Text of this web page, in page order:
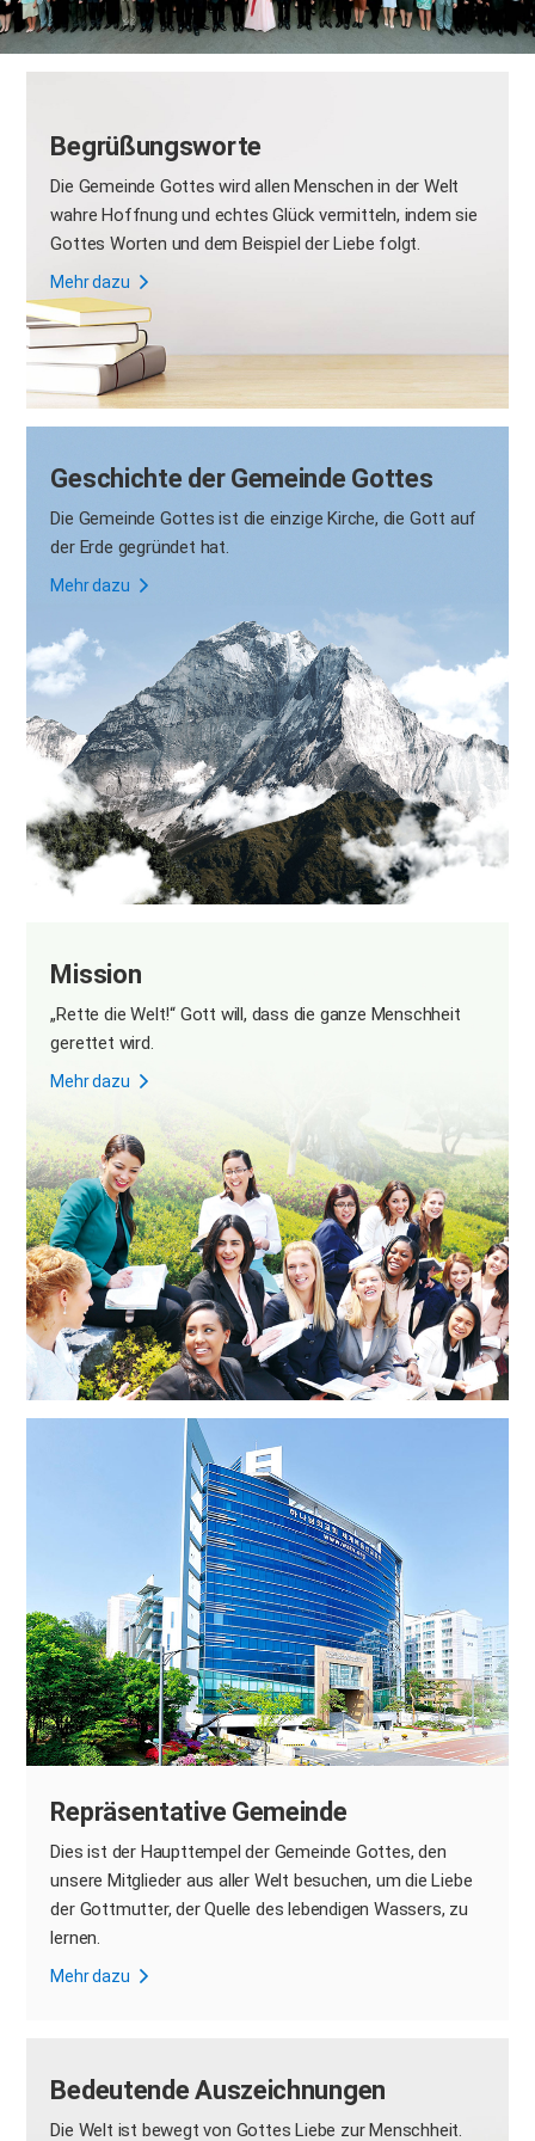
Begrüßungsworte
Die Gemeinde Gotteswird allen Menschen in der Welt
wahre Hoffnung und echtes Glück vermitteln, indem sie
Gottes Worten und dem Beispiel der Liebe folgt.
Mehr dazu
Geschichte der Gemeinde Gottes
Die Gemeinde Gottes ist die einzige Kirche, die Gott auf
der Erde gegründet hat.
Mehr dazu
Mission
„Rette die Welt!“ Gott will, dass die ganze Menschheit
gerettet wird.
Mehr dazu
Repräsentative Gemeinde​
Dies ist der Haupttempel der Gemeinde Gottes, den
unsere Mitglieder aus aller Welt besuchen, um die Liebe
der Gottmutter, der Quelle des lebendigen Wassers, zu
lernen.
Mehr dazu
Bedeutende Auszeichnungen
Die Welt ist bewegt von Gottes Liebe zur Menschheit.